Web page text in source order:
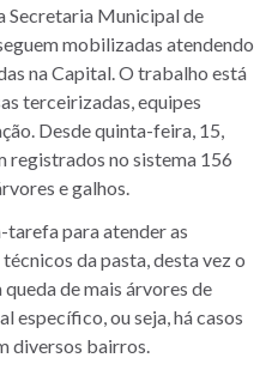
Secretaria Municipal de
mobilizadas atendendo
na Capital. O trabalho está
terceirizadas, equipes
Desde quinta-feira, 15,
registrados no sistema 156
e galhos.
para atender as
da pasta, desta vez o
de mais árvores de
específico, ou seja, há casos
diversos bairros.